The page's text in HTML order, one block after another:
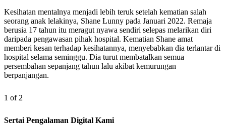
Kesihatan mentalnya menjadi lebih teruk setelah kematian salah
seorang anak lelakinya, Shane Lunny pada Januari 2022. Remaja
berusia 17 tahun itu meragut nyawa sendiri selepas melarikan diri
daripada pengawasan pihak hospital. Kematian Shane amat
memberi kesan terhadap kesihatannya, menyebabkan dia terlantar di
hospital selama seminggu. Dia turut membatalkan semua
persembahan sepanjang tahun lalu akibat kemurungan
berpanjangan.
1 of 2
Sertai Pengalaman Digital Kami